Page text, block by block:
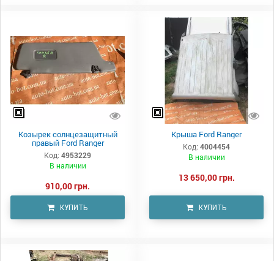
Козырек солнцезащитный
правый Ford Ranger
Код: 4953229
В наличии
910,00 грн.
КУПИТЬ
Крыша Ford Ranger
Код: 4004454
В наличии
13 650,00 грн.
КУПИТЬ